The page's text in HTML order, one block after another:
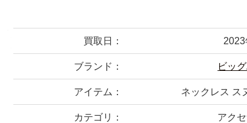
買取日： 2023
ブランド： ビッ
アイテム： ネックレス ス
カテゴリ： アク